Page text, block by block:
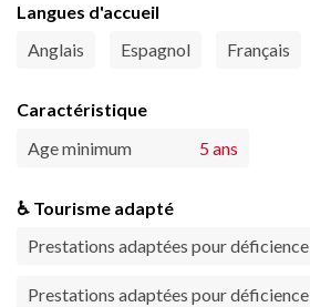
Langues d'accueil
Anglais
Espagnol Français
Caractéristique
Age minimum
5 ans
♿ Tourisme adapté
Prestations adaptées pour
Prestations adaptées pour